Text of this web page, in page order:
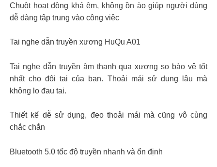
Chuột hoạt động khá êm, không ồn ào giúp người dùng
dễ dàng tập trung vào công việc
Tai nghe dẫn truyền xương HuQu A01
Tai nghe dẫn truyền âm thanh qua xương sọ bảo vệ tốt
nhất cho đôi tai của bạn. Thoải mái sử dụng lâu mà
không lo đau tai.
Thiết kế dễ sử dụng, đeo thoải mái mà cũng vô cùng
chắc chắn
Bluetooth 5.0 tốc độ truyền nhanh và ổn định